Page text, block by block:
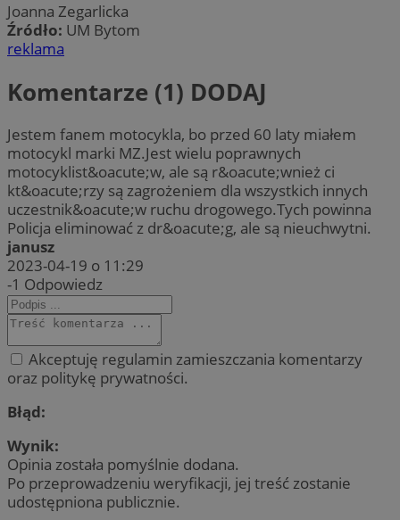
Joanna Zegarlicka
Źródło: UM Bytom
reklama
Komentarze (1) DODAJ
Jestem fanem motocykla, bo przed 60 laty miałem
motocykl marki MZ.Jest wielu poprawnych
motocyklist&oacute;w, ale są r&oacute;wnież ci
kt&oacute;rzy są zagrożeniem dla wszystkich innych
uczestnik&oacute;w ruchu drogowego.Tych powinna
Policja eliminować z dr&oacute;g, ale są nieuchwytni.
janusz
2023-04-19 o 11:29
-1 Odpowiedz
Akceptuję regulamin zamieszczania komentarzy
oraz politykę prywatności.
Błąd:
Wynik:
Opinia została pomyślnie dodana.
Po przeprowadzeniu weryfikacji, jej treść zostanie
udostępniona publicznie.